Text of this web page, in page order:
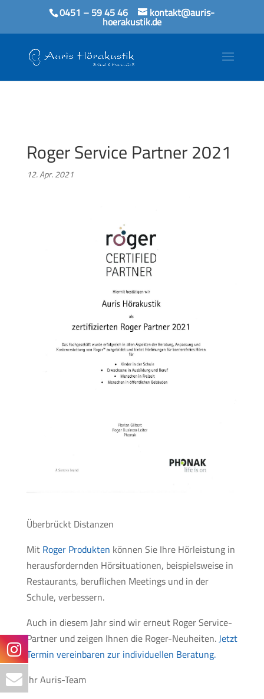
0451 – 59 45 46 kontakt@auris-
hoerakustik.de
Roger Service Partner 2021
12. Apr. 2021
Überbrückt Distanzen
MitRoger Produkten können Sie Ihre Hörleistung in
herausfordernden Hörsituationen, beispielsweise in
Restaurants, beruflichen Meetings und in der
Schule, verbessern.
Auch in diesem Jahr sind wir erneut Roger Service-
Partner und zeigen Ihnen die Roger-Neuheiten.Jetzt
Termin vereinbaren zur individuellen Beratung.
Ihr Auris-Team